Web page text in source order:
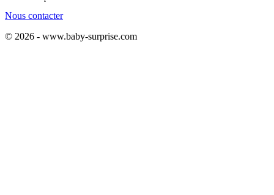
Nous contacter
© 2026 - www.baby-surprise.com